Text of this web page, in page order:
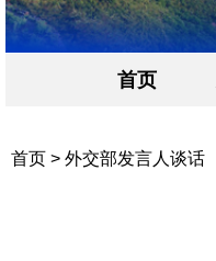
首页
首页> 外交部发言人谈话